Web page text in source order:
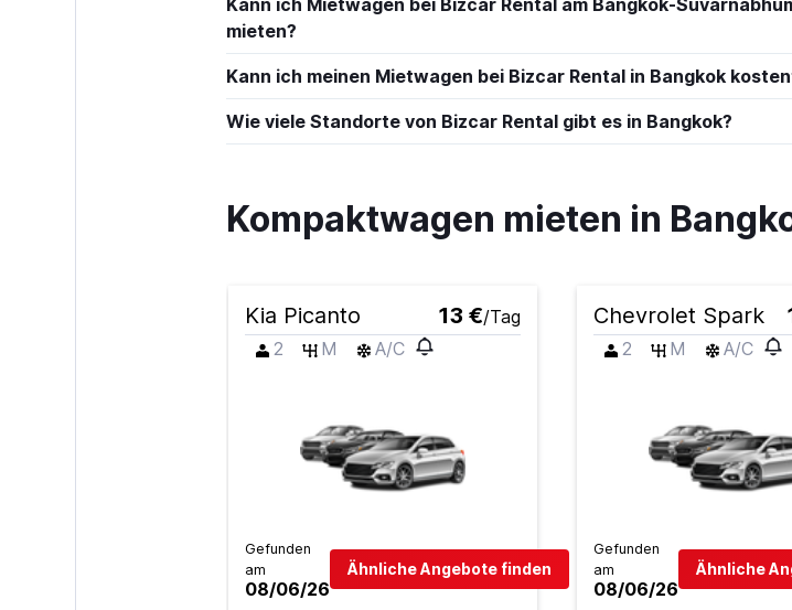
Kann ich Mietwagen bei Bizcar Rental am Bangkok-
mieten?
Kann ich meinen Mietwagen bei Bizcar Rental in Bangkok
Wie viele Standorte von Bizcar Rental gibt es in Bangkok?
Kompaktwagen mieten in
Kia Picanto 13 €/Tag
2
M A/C
Gefunden
am
08/06/26
Ähnliche Angebote finden
Chevrolet Spark
2
M A/C
Gefunden
am
08/06/26
Ähnliche